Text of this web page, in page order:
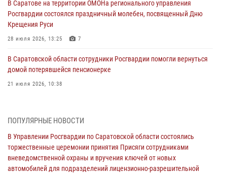
В Саратове на территории ОМОНа регионального управления
Росгвардии состоялся праздничный молебен, посвященный Дню
Крещения Руси
28 июля 2026, 13:25 7
В Саратовской области сотрудники Росгвардии помогли вернуться
домой потерявшейся пенсионерке
21 июля 2026, 10:38
вневедомственной охраны и вручения ключей от новых
автомобилей для подразделений лицензионно-разрешительной
работы и государственного контроля.
18 июля 2026, 13:37 10 1
ПОПУЛЯРНЫЕ НОВОСТИ
В Управлении Росгвардии по Саратовской области состоялись
торжественные церемонии принятия Присяги сотрудниками
вневедомственной охраны и вручения ключей от новых
автомобилей для подразделений лицензионно-разрешительной